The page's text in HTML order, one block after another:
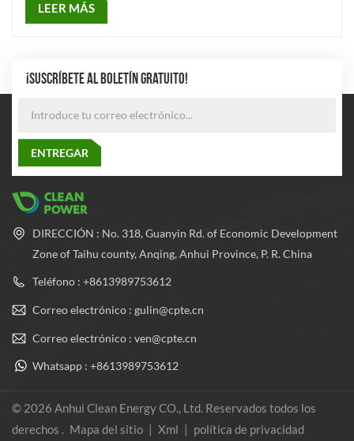
LEER MÁS
¡SUSCRÍBETE AL BOLETÍN GRATUITO!
DIRECCIÓN : No. 318, Guanyin Rd. of Economic Development
Zone of Taihu county, Anqing, Anhui Province, P. R. China
Teléfono : +8613989753612
Correo electrónico : gulin@cpte.cn
Correo electrónico : ven@cpte.cn
Whatsapp : +8613989753612
© 2026 Anhui Clean Energy CO., Ltd. Reservados todos los
derechos . Mapa del sitio | Xml | política de privacidad